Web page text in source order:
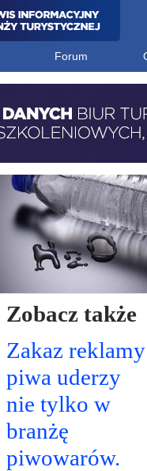
Forum
Zobacz także
Zakaz reklamy
piwa uderzy
nie tylko w
branżę
piwowarów.